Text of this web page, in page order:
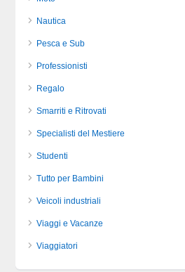
Nautica
Pesca e Sub
Professionisti
Regalo
Smarriti e Ritrovati
Specialisti del Mestiere
Studenti
Tutto per Bambini
Veicoli industriali
Viaggi e Vacanze
Viaggiatori